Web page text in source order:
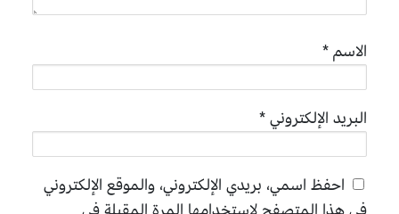
الاسم*
البريد الإلكتروني*
احفظ اسمي، بريدي الإلكتروني، والموقع الإلكتروني